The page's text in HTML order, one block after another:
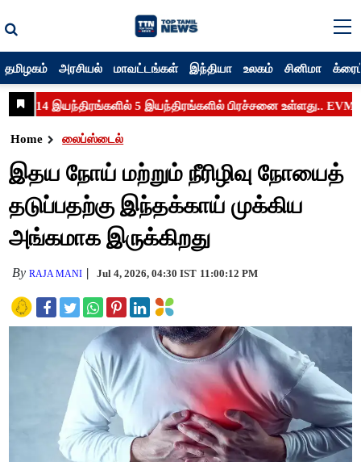
தமிழகம் அரசியல் மாவட்டங்கள் இந்தியா உலகம் சினிமா
Home லைப்ஸ்டைல்
இதய நோய் மற்றும் நீரிழிவு நோயைத்
தடுப்பதற்கு இந்தக்காய் முக்கிய
அங்கமாக இருக்கிறது
ByRAJA MANI Jul 4, 2026, 04:30 IST 11:00:12 PM